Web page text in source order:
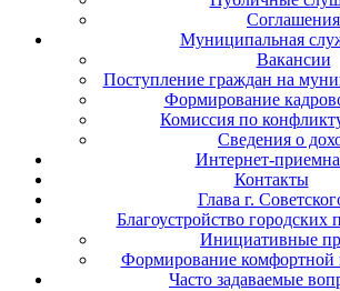
Соглашения
Муниципальная
Вакансии
Поступление граждан на
Формирование
Комиссия по
Сведения о
Интернет-
Контакты
Глава г.
Благоустройство городских
Инициативные
Формирование комфортной
Часто задаваемые